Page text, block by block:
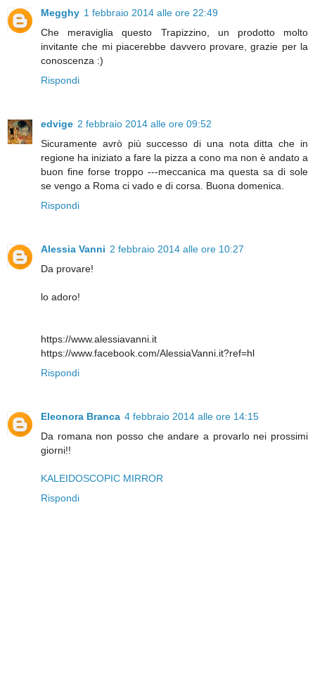
Megghy 1 febbraio 2014 alle ore 22:49
Che meraviglia questo Trapizzino, un prodotto molto
invitante che mi piacerebbe davvero provare, grazie per la
conoscenza :)
Rispondi
edvige 2 febbraio 2014 alle ore 09:52
Sicuramente avrò più successo di una nota ditta che in
regione ha iniziato a fare la pizza a cono ma non è andato a
buon fine forse troppo ---meccanica ma questa sa di sole
se vengo a Roma ci vado e di corsa. Buona domenica.
Rispondi
Alessia Vanni 2 febbraio 2014 alle ore 10:27
Da provare!
lo adoro!
https://www.alessiavanni.it
https://www.facebook.com/AlessiaVanni.it?ref=hl
Rispondi
Eleonora Branca 4 febbraio 2014 alle ore 14:15
Da romana non posso che andare a provarlo nei prossimi
giorni!!
KALEIDOSCOPIC MIRROR
Rispondi